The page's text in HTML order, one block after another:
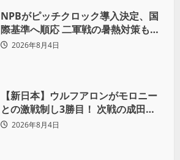
NPBがピッチクロック導入決定、国
際基準へ順応 二軍戦の暑熱対策も柔
軟運用へ
2026年8月4日
【新日本】ウルフアロンがモロニー
との激戦制し3勝目！ 次戦の成田蓮
へ宣言「アイツの王道を俺の王道で
2026年8月4日